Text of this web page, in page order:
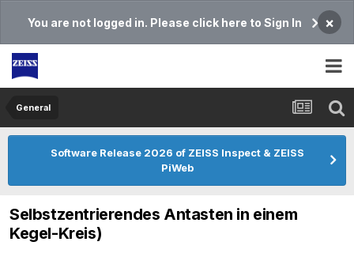
You are not logged in. Please click here to Sign In ×
General
Software Release 2026 of ZEISS Inspect & ZEISS
PiWeb
Selbstzentrierendes Antasten in einem
Kegel-Kreis)